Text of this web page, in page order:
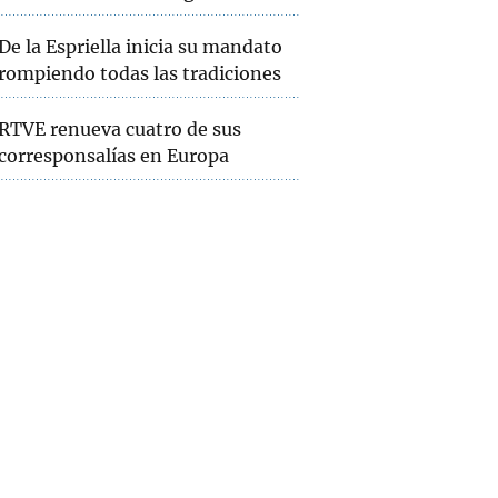
la Espriella inicia su mandato
todas las tradiciones
renueva cuatro de sus
en Europa